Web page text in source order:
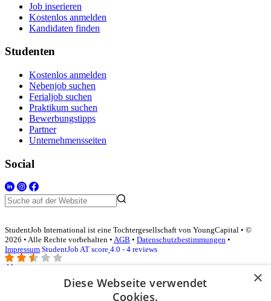
Job inserieren
Kostenlos anmelden
Kandidaten finden
Studenten
Kostenlos anmelden
Nebenjob suchen
Ferialjob suchen
Praktikum suchen
Bewerbungstipps
Partner
Unternehmensseiten
Social
StudentJob International ist eine Tochtergesellschaft von YoungCapital • ©
2026 • Alle Rechte vorbehalten • AGB • Datenschutzbestimmungen •
Impressum StudentJob AT score 4.0 - 4 reviews
Login für Unternehmen
×
Diese Webseite verwendet
Cookies.